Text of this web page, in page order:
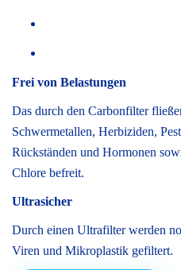
Frei von Belastungen
Das durch den Carbonfilter
Schwermetallen, Herbiziden,
Rückständen und Hormonen
Chlore befreit.
Ultrasicher
Durch einen Ultrafilter werden
Viren und Mikroplastik gefiltert.